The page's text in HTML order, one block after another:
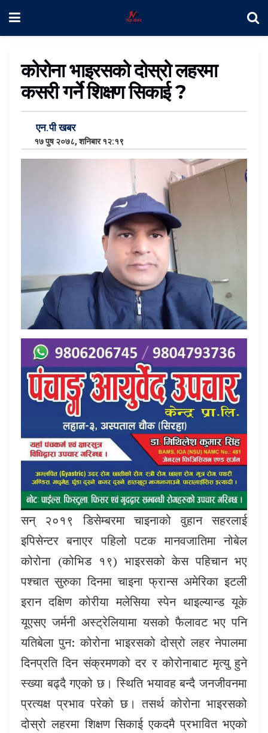
कोरोना भाइरसको दोस्रो लहरमा
कसरी गर्ने शिक्षण सिकाई ?
एन.पी खबर
१७ पुष २०७८, शनिबार १२:१९
सन् २०१९ डिसेम्बरमा चाइनाको वुहान सहरलाई
इपिसेन्टर बनाएर पहिलो पटक मानवजातिमा नोबेल
कोरोना (कोभिड १९) भाइरसको केस पहिचान भए
पश्चात सुरुका दिनमा चाइना फ्रान्स अमेरिका इटली
इरान दक्षिण कोरीया मलेसिया स्पेन थाइल्यान्ड यूके
यूएसए जर्मनी अस्ट्रेलियामा यसको फैलावट भए पनि
यतिबेला पुन: कोरोना भाइरसको दोस्रो लहर नेपालमा
दिनप्रति दिन संक्रमणको दर र कोरोनाबाट मृत्यु हुने
स्ख्या बढ्दै गएको छ। स्थिति भयावह बन्दै जनजीवनमा
प्रत्यक्ष प्रभाव परेको छ। तसर्थ कोरोना भाइरसको
दोस्रो लहरमा शिक्षण सिकाई एकदमै प्रभावित भएको